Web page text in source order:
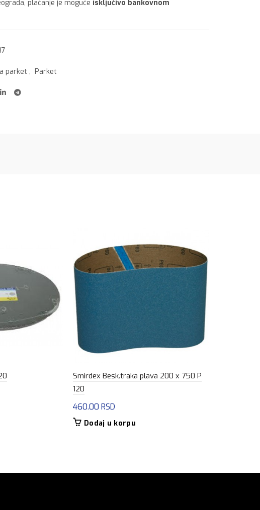
plaćanje je moguće isključivo bankovnom
parket , Parket
Smirdex Besk.traka plava 200 x 750 P
120
460.00 RSD
Dodaj u korpu